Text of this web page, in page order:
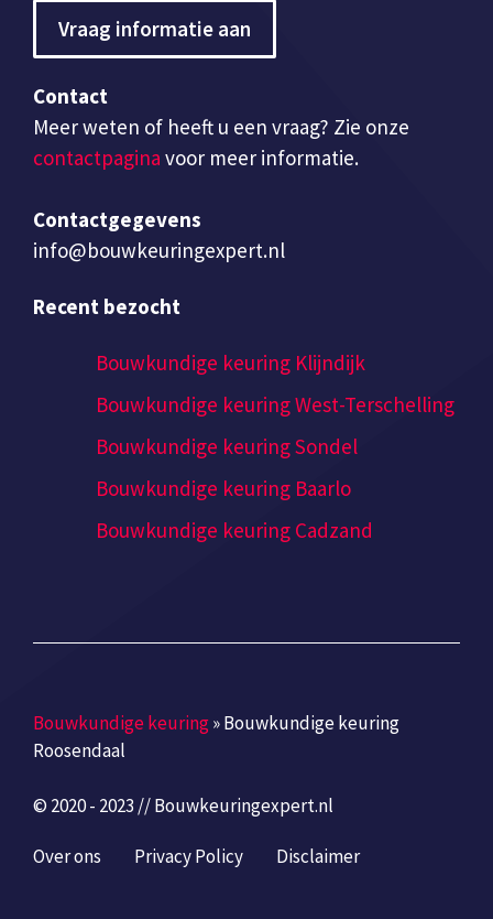
Vraag informatie aan
Contact
Meer weten of heeft u een vraag? Zie onze
contactpagina voor meer informatie.
Contactgegevens
info@bouwkeuringexpert.nl
Recent bezocht
Bouwkundige keuring Klijndijk
Bouwkundige keuring West-Terschelling
Bouwkundige keuring Sondel
Bouwkundige keuring Baarlo
Bouwkundige keuring Cadzand
Bouwkundige keuring»Bouwkundige keuring
Roosendaal
© 2020 - 2023 // Bouwkeuringexpert.nl
Over ons Privacy Policy Disclaimer